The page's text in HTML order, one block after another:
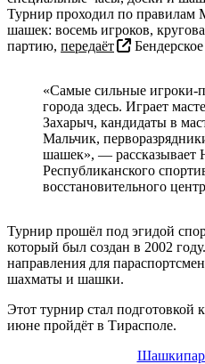
Турнир проходил по правилам
шашек: восемь игроков,
партию, передаёт
«Самые сильные игроки-
города здесь. Играет
Захарыч, кандидаты в
Мальчик,
шашек», — рассказывает
Республиканского
восстановительного
Турнир прошёл под эгидой
который был создан в 2002
направления для
шахматы и шашки.
Этот турнир стал
июне пройдёт в Тирасполе.
Шашки